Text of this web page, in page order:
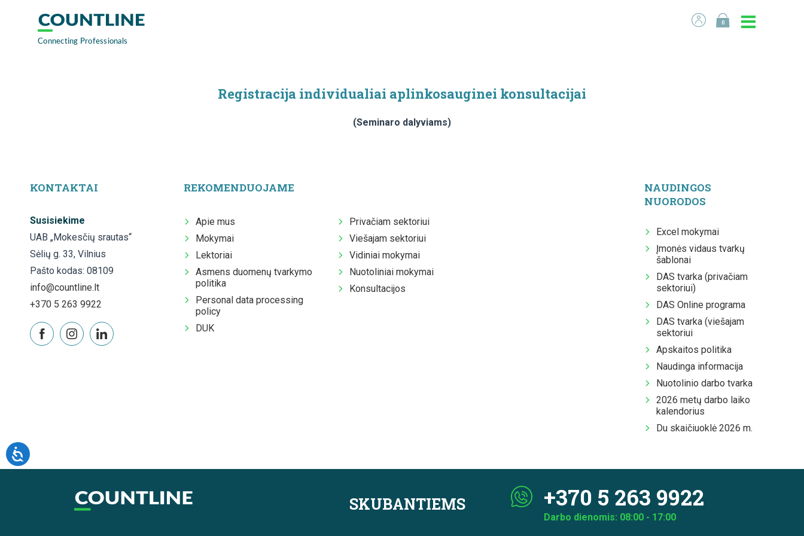
0
Registracija individualiai aplinkosauginei konsultacijai
(Seminaro dalyviams)
KONTAKTAI
Susisiekime
UAB „Mokesčių srautas“
Sėlių g. 33, Vilnius
Pašto kodas: 08109
info@countline.lt
+370 5 263 9922
REKOMENDUOJAME
Apie mus
Mokymai
Lektoriai
Asmens duomenų tvarkymo
politika
Personal data processing
policy
DUK
Privačiam sektoriui
Viešajam sektoriui
Vidiniai mokymai
Nuotoliniai mokymai
Konsultacijos
NAUDINGOS
NUORODOS
Excel mokymai
Įmonės vidaus tvarkų
šablonai
DAS tvarka (privačiam
sektoriui)
DAS Online programa
DAS tvarka (viešajam
sektoriui
Apskaitos politika
Naudinga informacija
Nuotolinio darbo tvarka
2026 metų darbo laiko
kalendorius
Du skaičiuoklė 2026 m.
SKUBANTIEMS +370 5 263 9922
Darbo dienomis: 08:00 - 17:00